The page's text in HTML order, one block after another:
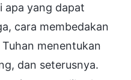
apa yang dapat
cara membedakan
menentukan
dan seterusnya.